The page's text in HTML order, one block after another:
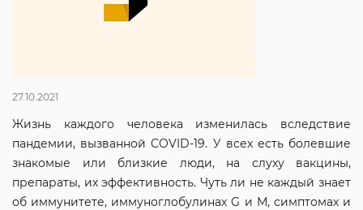
27.10.2021
Жизнь каждого человека изменилась вследствие
пандемии, вызванной COVID-19. У всех есть болевшие
знакомые или близкие люди, на слуху вакцины,
препараты, их эффективность. Чуть ли не каждый знает
об иммунитете, иммуноглобулинах G и М, симптомах и